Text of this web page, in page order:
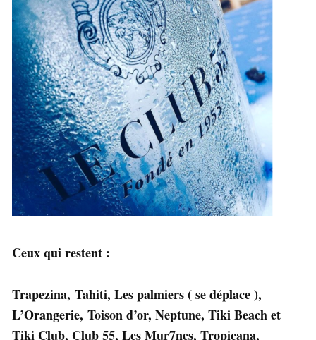
Ceux qui restent :
Trapezina, Tahiti, Les palmiers ( se déplace ),
L’Orangerie, Toison d’or, Neptune, Tiki Beach et
Tiki Club, Club 55, Les Mur7nes, Tropicana,